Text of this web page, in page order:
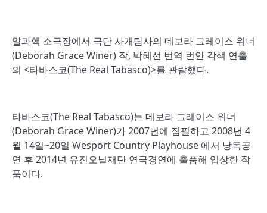
알과핵 소극장에서 극단 사개탐사의 데보라 그레이스 위너
(Deborah Grace Winer) 작, 박혜선 번역 번안 각색 연출
의 <타바스코(The Real Tabasco)>를 관람했다.
타바스코(The Real Tabasco)는 데보라 그레이스 위너
(Deborah Grace Winer)가 2007년에 집필하고 2008년 4
월 14일~20일 Wesport Country Playhouse 에서 낭독공
연 후 2014년 유진오닐재단 연극경연에 출품해 입상한 작
품이다.